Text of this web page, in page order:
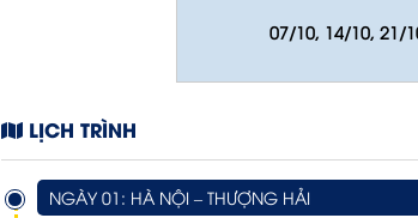
07/10, 14/10, 21/
LỊCH TRÌNH
NGÀY 01: HÀ NỘI – THƯỢNG HẢI